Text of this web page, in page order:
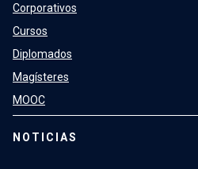
Corporativos
Cursos
Diplomados
Magísteres
MOOC
NOTICIAS